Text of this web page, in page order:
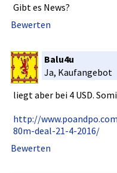
Gibt es News?
Bewerten
Balu4u
Ja, Kaufangebo­t
liegt aber bei 4 USD.
http://
80m-deal-2­1-4-2016/
Bewerten